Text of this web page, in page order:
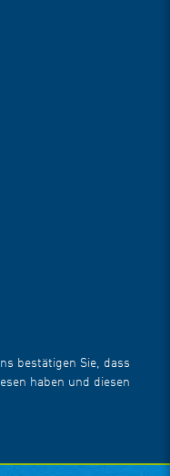
bestätigen Sie, dass
haben und diesen